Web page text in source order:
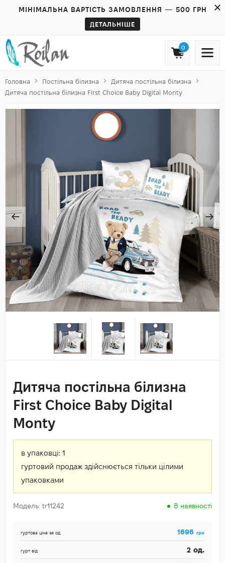
МІНІМАЛЬНА ВАРТІСТЬ ЗАМОВЛЕННЯ — 500 ГРН
ДЕТАЛЬНІШЕ
0
Головна Постільна білизна
Дитяча постільна білизна
Дитяча постільна білизна First Choice Baby Digital Monty
Дитяча постільна білизна
First Choice Baby Digital
Monty
в упаковці: 1
гуртовий продаж здійснюється тільки цілими
упаковками
Модель: tr11242 В наявності
гуртова ціна за од. 1696 грн
гурт від 2 од.